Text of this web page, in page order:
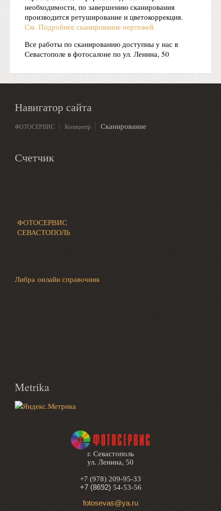
необходимости, по завершению сканирования
производится ретуширование и цветокоррекция.
См. Подробнее сканирование чертежей.
Все работы по сканированию доступны у нас в
Севастополе в фотосалоне по ул. Ленина, 50
Навигатор сайта
ФОТОСЕРВИС Копицентр Сканирование
Счетчик
ФОТОСЕРВИС
СЕВАСТОПОЛЬ
Либра онлайн справочник
Metrika
г. Севастополь
ул. Ленина, 50
+7 (978) 209-95-33
+7 (8692) 54-53-56
fotosevas@ya.ru